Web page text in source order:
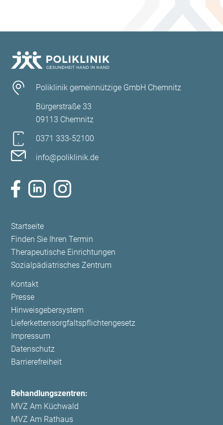
Erbrechen, Verstopfung, Durchfall, Angst, Atemnot)
(Onkologen, Neurologen, Strahlentherapeuten) und
Unterstützung bei Entscheidungen zu den
Therapiezielen
Vorsorgevollmacht
Koordination und Organisation medizinischer und
bei Notwendigkeit Einweisung in die Fachabteilungen
Kooperation mit den ambulanten Hospizdiensten der
Region, dem Brückenteam Chemnitz (SAPV),
stationärem Hospiz und verschiedenen Pflegeheimen
Poliklinik gemeinnützige GmbH Chemnitz
Bürgerstraße 33
09113 Chemnitz
0371 333-52100
info@poliklinik.de
Navigation
überspringen
Startseite
Finden Sie Ihren Termin
Therapeutische Einrichtungen
Sozialpädiatrisches Zentrum
Navigation
überspringen
Kontakt
Presse
Hinweisgebersystem
Lieferkettensorgfaltspflichtengesetz
Impressum
Datenschutz
Barrierefreiheit
Behandlungszentren:
MVZ Am Küchwald
MVZ Am Rathaus